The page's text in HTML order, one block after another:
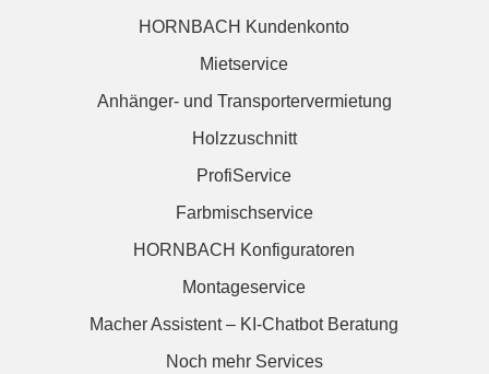
HORNBACH Kundenkonto
Mietservice
Anhänger- und Transportervermietung
Holzzuschnitt
ProfiService
Farbmischservice
HORNBACH Konfiguratoren
Montageservice
Macher Assistent – KI-Chatbot Beratung
Noch mehr Services